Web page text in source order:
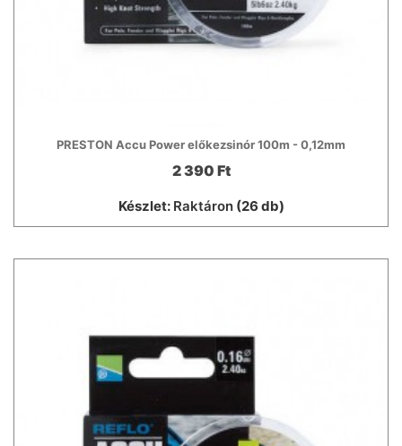
PRESTON Accu Power előkezsinór 100m - 0,12mm
2 390 Ft
Készlet: Raktáron(26 db)